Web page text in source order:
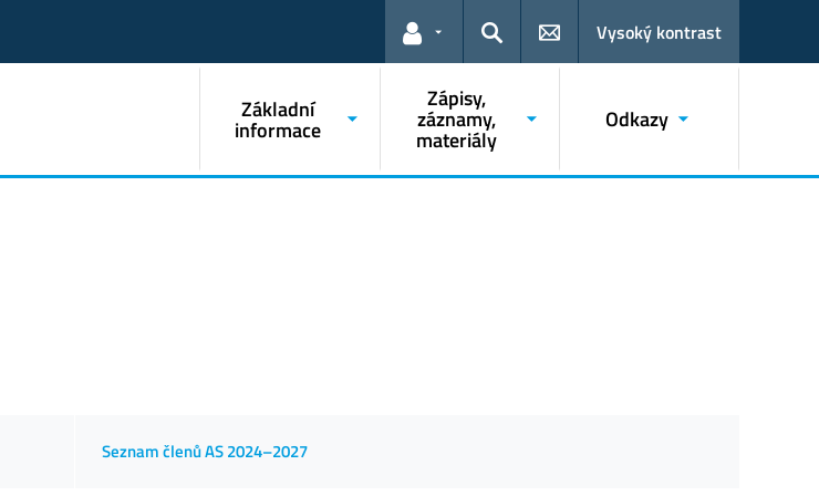
Odkazy pro uživatele
Hledat
Vysoký kontrast
Základní
informace
Zápisy,
záznamy,
materiály
Odkazy
Seznam členů AS 2024–2027